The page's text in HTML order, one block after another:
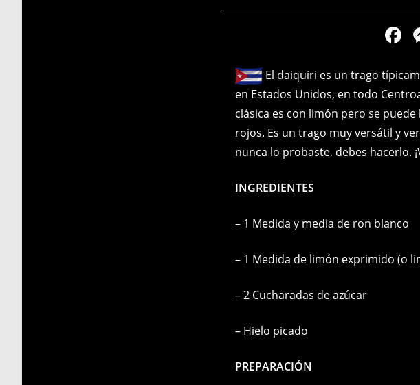
entrada:
c
o
El daiquiri es un trago
en Estados Unidos, en todo
clásica es con limón pero se
rojos. Es un trago muy versátil y
nunca lo probaste, debes hacerlo.
INGREDIENTES
– 1 Medida y media de ron blanco
– 1 Medida de limón exprimido (o
– 2 Cucharadas de azúcar
– Hielo picado
PREPARACIÓN